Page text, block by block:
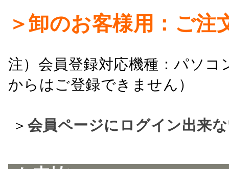
＞卸のお客様用：ご注
注）会員登録対応機種：パソ
からはご登録できません）
＞ 会員ページにログイン出来